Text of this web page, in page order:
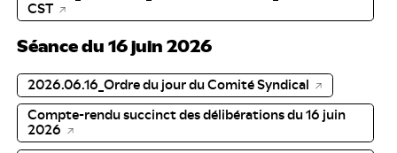
CST
Séance du 16 juin 2026
2026.06.16_Ordre du jour du Comité Syndical
Compte-rendu succinct des délibérations du 16 juin
2026